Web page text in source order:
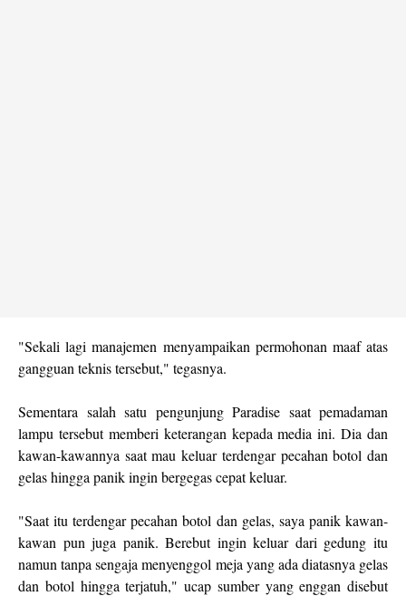
"Sekali lagi manajemen menyampaikan permohonan maaf atas
gangguan teknis tersebut," tegasnya.
Sementara salah satu pengunjung Paradise saat pemadaman
lampu tersebut memberi keterangan kepada media ini. Dia dan
kawan-kawannya saat mau keluar terdengar pecahan botol dan
gelas hingga panik ingin bergegas cepat keluar.
"Saat itu terdengar pecahan botol dan gelas, saya panik kawan-
kawan pun juga panik. Berebut ingin keluar dari gedung itu
namun tanpa sengaja menyenggol meja yang ada diatasnya gelas
dan botol hingga terjatuh," ucap sumber yang enggan disebut